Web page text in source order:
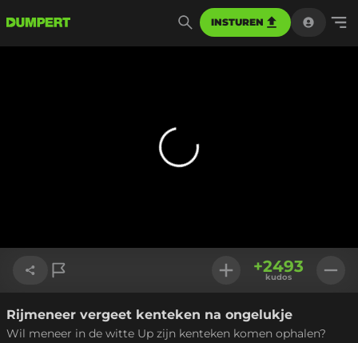
INSTUREN
Link kopiëren
+2493
kudos
Rijmeneer vergeet kenteken na ongelukje
Wil meneer in de witte Up zijn kenteken komen ophalen?